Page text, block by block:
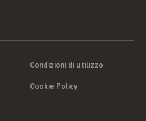
Condizioni di utilizzo
Cookie Policy